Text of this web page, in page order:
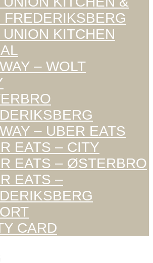
FREDERIKSBERG
KITCHEN
– WOLT
– UBER EATS
EATS – CITY
EATS – ØSTERBRO
EATS –
CARD